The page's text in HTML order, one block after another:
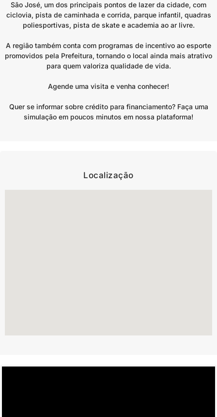
São José, um dos principais pontos de lazer da cidade, com
ciclovia, pista de caminhada e corrida, parque infantil, quadras
poliesportivas, pista de skate e academia ao ar livre.
A região também conta com programas de incentivo ao esporte
promovidos pela Prefeitura, tornando o local ainda mais atrativo
para quem valoriza qualidade de vida.
Agende uma visita e venha conhecer!
Quer se informar sobre crédito para financiamento? Faça uma
simulação em poucos minutos em nossa plataforma!
Localização